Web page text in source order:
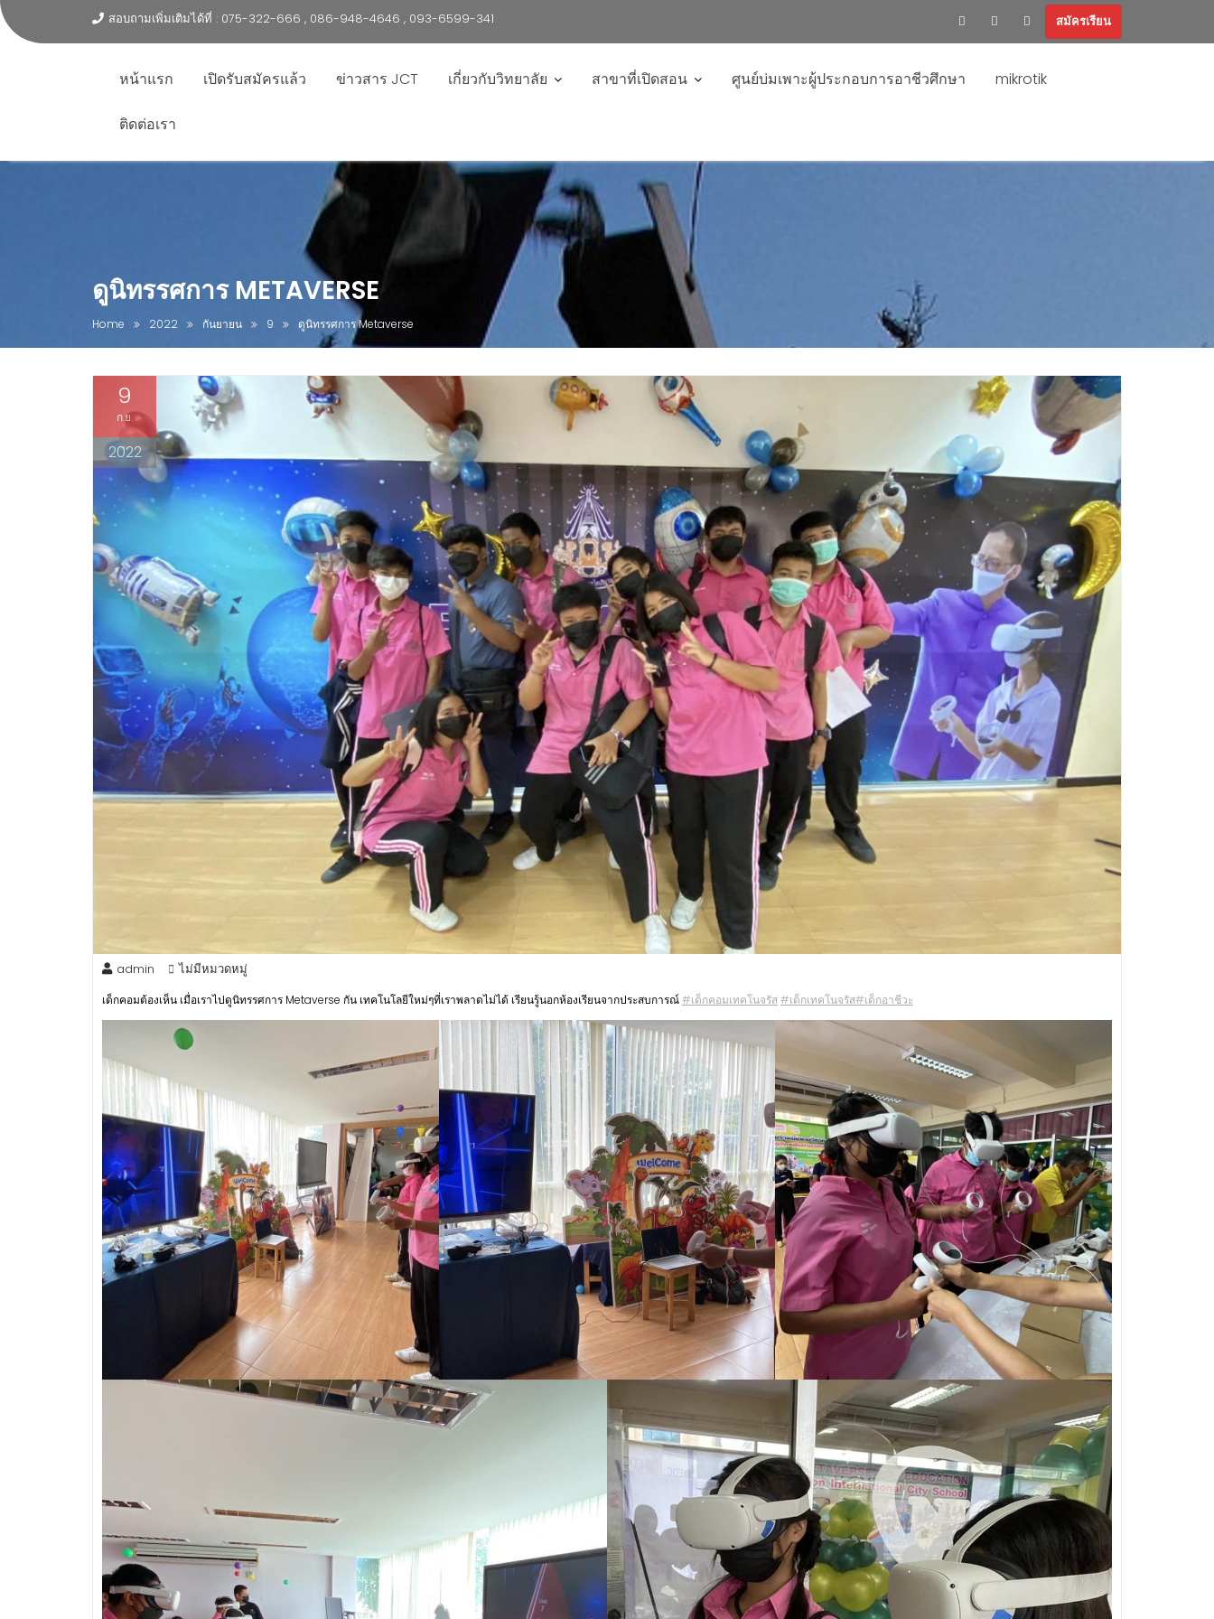
สอบถามเพิ่มเติมได้ที่ : 075-322-666 , 086-948-4646 , 093-6599-341 สมัครเรียน
หน้าแรก เปิดรับสมัครแล้ว ข่าวสาร JCT เกี่ยวกับวิทยาลัย สาขาที่เปิดสอน ศูนย์บ่มเพาะผู้ประกอบการอาชีวศึกษา mikrotik
ติดต่อเรา
ดูนิทรรศการ METAVERSE
Home 2022 กันยายน 9 ดูนิทรรศการ Metaverse
9
ก.ย.
2022
admin ไม่มีหมวดหมู่
เด็กคอมต้องเห็น เมื่อเราไปดูนิทรรศการ Metaverse กัน เทคโนโลยีใหม่ๆที่เราพลาดไม่ได้ เรียนรู้นอกห้องเรียนจากประสบการณ์#เด็กคอมเทคโนจรัส#เด็กเทคโนจรัส#เด็กอาชีวะ